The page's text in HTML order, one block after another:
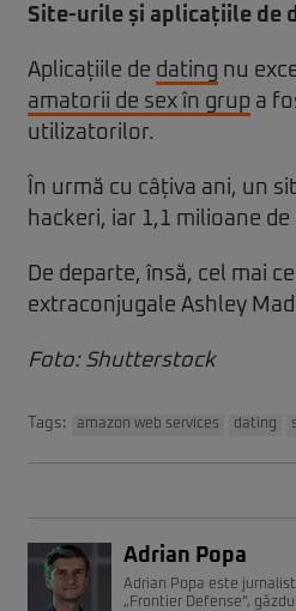
Site-urile și aplicațiile de
Aplicațiile de dating nu
amatorii de sex în grup a
utilizatorilor.
În urmă cu câțiva ani, un
hackeri, iar 1,1 milioane
De departe, însă, cel mai
extraconjugale Ashley
Foto: Shutterstock
Tags: amazon web services dating
Adrian Popa
Adrian Popa este
„Frontier Defense”,